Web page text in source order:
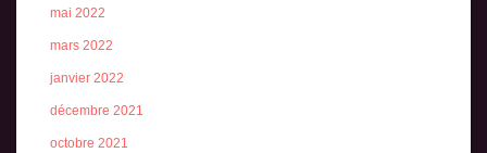
mai 2022
mars 2022
janvier 2022
décembre 2021
octobre 2021